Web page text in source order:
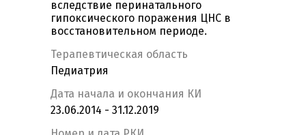
вследствие перинатального
гипоксического поражения ЦНС в
восстановительном периоде.
Терапевтическая область
Педиатрия
Дата начала и окончания КИ
23.06.2014 - 31.12.2019